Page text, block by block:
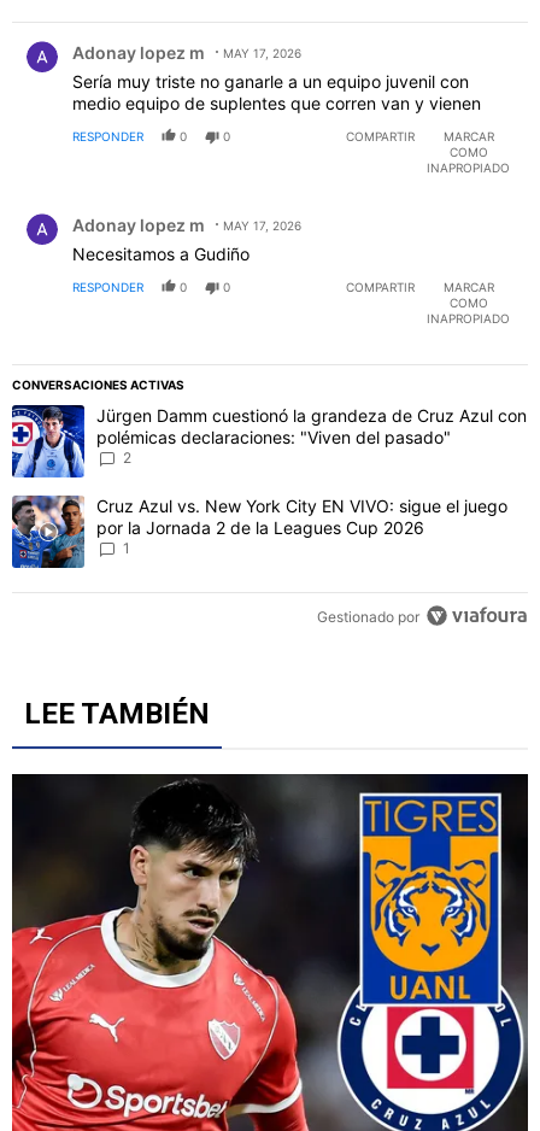
Adonay lopez m MAY 17, 2026
Sería muy triste no ganarle a un equipo juvenil con
medio equipo de suplentes que corren van y vienen
RESPONDER 0 0 COMPARTIR
MARCAR
COMO
INAPROPIADO
Adonay lopez m MAY 17, 2026
Necesitamos a Gudiño
RESPONDER 0 0 COMPARTIR
MARCAR
COMO
INAPROPIADO
CONVERSACIONES ACTIVAS
Este listado muestra los artículos con más comentarios en los
Un artículo de tendencia con el título "Jürgen Damm cuestionó la
Jürgen Damm cuestionó la grandeza de Cruz Azul con
polémicas declaraciones: "Viven del pasado"
2
Un artículo de tendencia con el título "Cruz Azul vs. New York
Cruz Azul vs. New York City EN VIVO: sigue el juego
por la Jornada 2 de la Leagues Cup 2026
1
Gestionado por
LEE TAMBIÉN